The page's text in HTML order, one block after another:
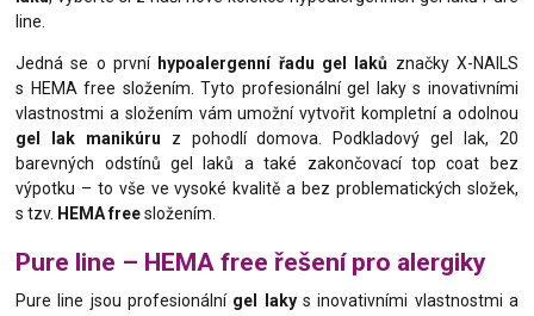
line.
Jedná se o první hypoalergenní řadu gel laků značky X-NAILS
s HEMA free složením. Tyto profesionální gel laky s inovativními
vlastnostmi a složením vám umožní vytvořit kompletní a odolnou
gel lak manikúru z pohodlí domova. Podkladový gel lak, 20
barevných odstínů gel laků a také zakončovací top coat bez
výpotku – to vše ve vysoké kvalitě a bez problematických složek,
s tzv. HEMA freesložením.
Pure line – HEMA free řešení pro alergiky
Pure line jsou profesionálnígel lakys inovativními vlastnostmi a